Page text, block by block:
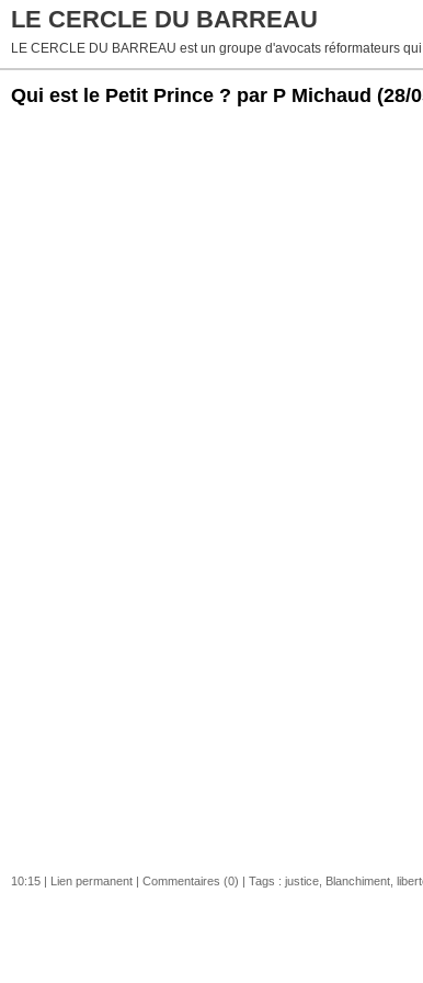
LE CERCLE DU BARREAU
LE CERCLE DU BARREAU est un groupe d'avocats réformateurs
Qui est le Petit Prince ? par P Michaud (28/
10:15 | Lien permanent | Commentaires (0) | Tags : justice Blanchiment